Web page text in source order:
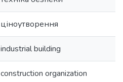
ціноутворення
industrial building
construction organization